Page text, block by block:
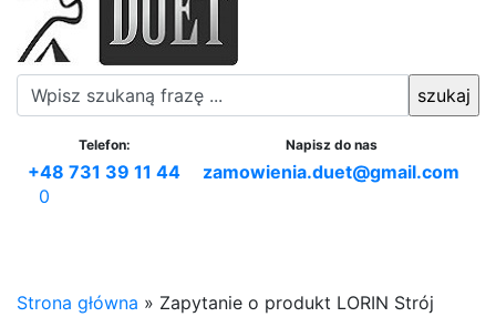
Telefon:
+48 731 39 11 44
Napisz do nas
zamowienia.duet@gmail.com
0
Strona główna » Zapytanie o produkt LORIN Strój